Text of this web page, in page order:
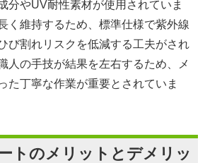
分やUV耐性素材が使用されていま
く維持するため、標準仕様で紫外線
び割れリスクを低減する工夫がされ
人の手技が結果を左右するため、メ
た丁寧な作業が重要とされていま
トのメリットとデメリッ